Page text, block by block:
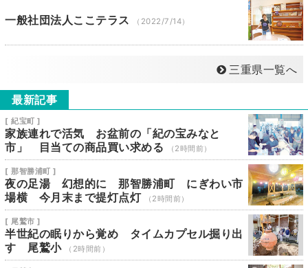
一般社団法人ここテラス （2022/7/14）
三重県一覧へ
最新記事
[ 紀宝町 ]
家族連れで活気 お盆前の「紀の宝みなと
市」 目当ての商品買い求める
（2時間前）
[ 那智勝浦町 ]
夜の足湯 幻想的に 那智勝浦町 にぎわい市
場横 今月末まで提灯点灯
（2時間前）
[ 尾鷲市 ]
半世紀の眠りから覚め タイムカプセル掘り出
す 尾鷲小
（2時間前）